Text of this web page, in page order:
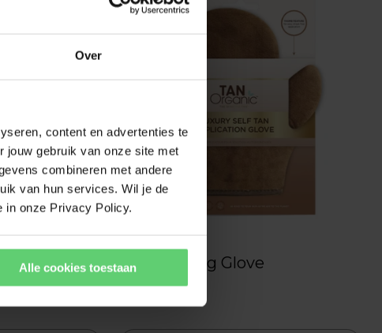
Over
content en advertenties te
jouw gebruik van onze site met
combineren met andere
van hun services. Wil je de
in onze Privacy Policy.
Alle cookies toestaan
Medium
Self Tanning Glove
€13,95